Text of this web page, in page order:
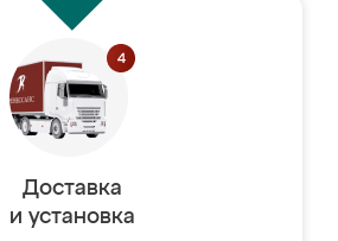
Доставка
и установка